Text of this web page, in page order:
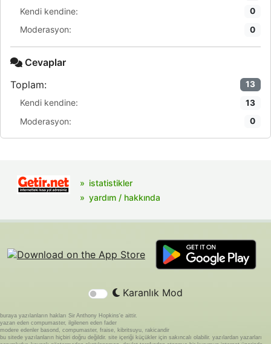
Kendi kendine: 0
Moderasyon: 0
Cevaplar
Toplam:
13
Kendi kendine: 13
Moderasyon: 0
istatistikler
yardım / hakkında
Karanlık Mod
buraya yazılanların hakları Sir Anthony Hopkins'e aittir.
yazan eden compumaster, ilgilenen eden fader
modere edenler basond, compumaster, fraise, kibritsuyu, rakicandir
bu sitede yazılanların hiçbiri doğru değildir. site içeriği küçükler için sakıncalı olabilir. yazılardan yazarları